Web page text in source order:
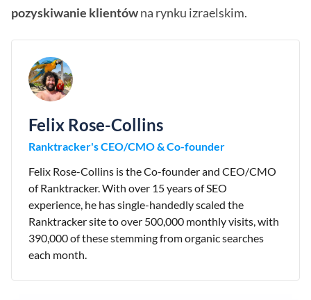
pozyskiwanie klientówna rynku izraelskim.
Felix Rose-Collins
Ranktracker's CEO/CMO & Co-founder
Felix Rose-Collins is the Co-founder and CEO/CMO
of Ranktracker. With over 15 years of SEO
experience, he has single-handedly scaled the
Ranktracker site to over 500,000 monthly visits, with
390,000 of these stemming from organic searches
each month.